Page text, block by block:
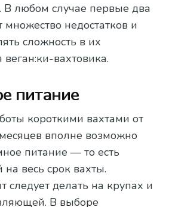
В любом случае первые два
недостатков и
сложность в их
вахтовика.
питание
короткими вахтами от
вполне возможно
питание — то есть
на весь срок вахты.
следует делать на крупах и
В выборе